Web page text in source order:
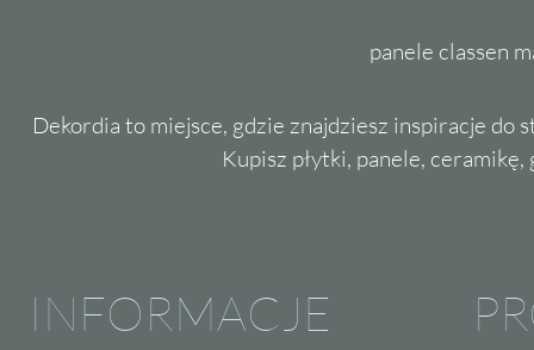
panele classen
Dekordia to miejsce, gdzie znajdziesz inspiracje do
Kupisz płytki, panele,
INFORMACJE